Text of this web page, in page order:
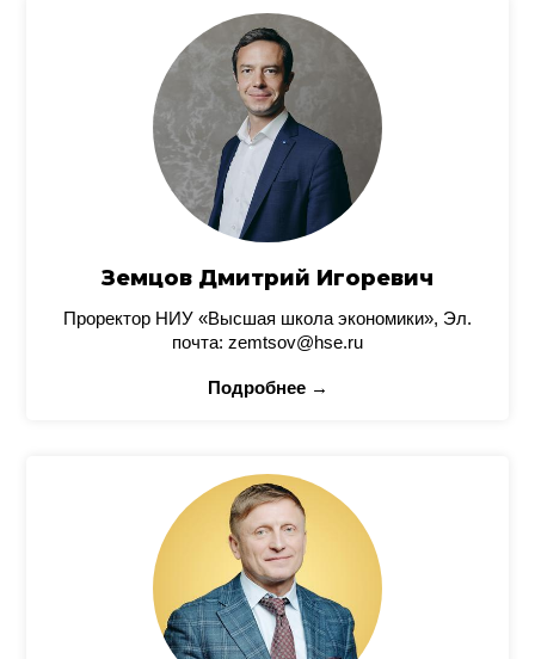
Земцов Дмитрий Игоревич
Проректор НИУ «Высшая школа экономики», Эл.
почта: zemtsov@hse.ru
Подробнее →